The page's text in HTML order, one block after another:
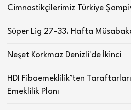
Cimnastikçilerimiz Türkiye
Süper Lig 27-33. Hafta
Neşet Korkmaz Denizli'de İkinci
HDI Fibaemeklilik’ten
Emeklilik Planı